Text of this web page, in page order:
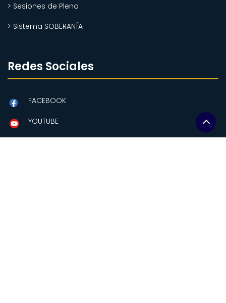
> Sesiones de Pleno
> Sistema SOBERANÍA
Redes Sociales
FACEBOOK
YOUTUBE